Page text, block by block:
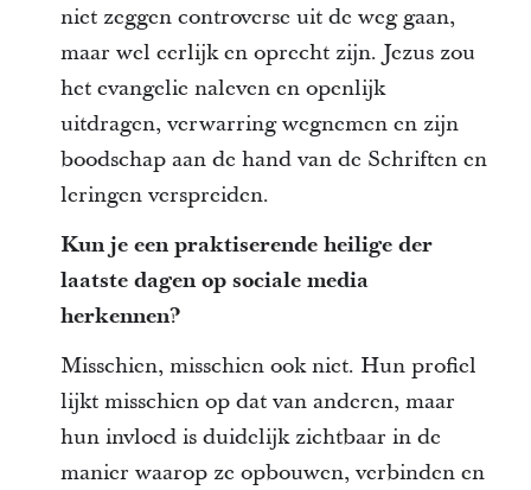
niet zeggen controverse uit de weg gaan,
maar wel eerlijk en oprecht zijn. Jezus zou
het evangelie naleven en openlijk
uitdragen, verwarring wegnemen en zijn
boodschap aan de hand van de Schriften en
leringen verspreiden.
Kun je een praktiserende heilige der
laatste dagen op sociale media
herkennen?
Misschien, misschien ook niet. Hun profiel
lijkt misschien op dat van anderen, maar
hun invloed is duidelijk zichtbaar in de
manier waarop ze opbouwen, verbinden en